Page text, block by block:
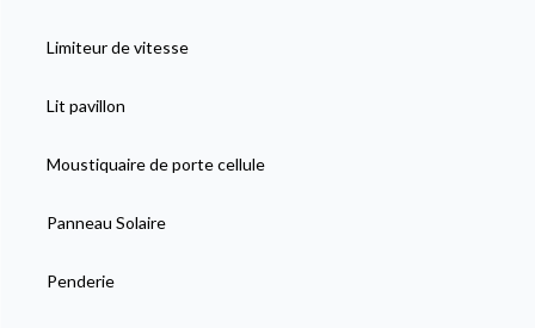
Limiteur de vitesse
Lit pavillon
Moustiquaire de porte cellule
Panneau Solaire
Penderie